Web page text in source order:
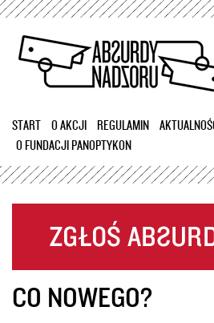
Przejdź
treści
START O AKCJI REGULAMIN
O FUNDACJI PANOPTYKON
CO NOWEGO?